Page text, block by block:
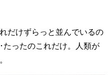
だけずらっと並んでいるの
たったのこれだけ。人類が